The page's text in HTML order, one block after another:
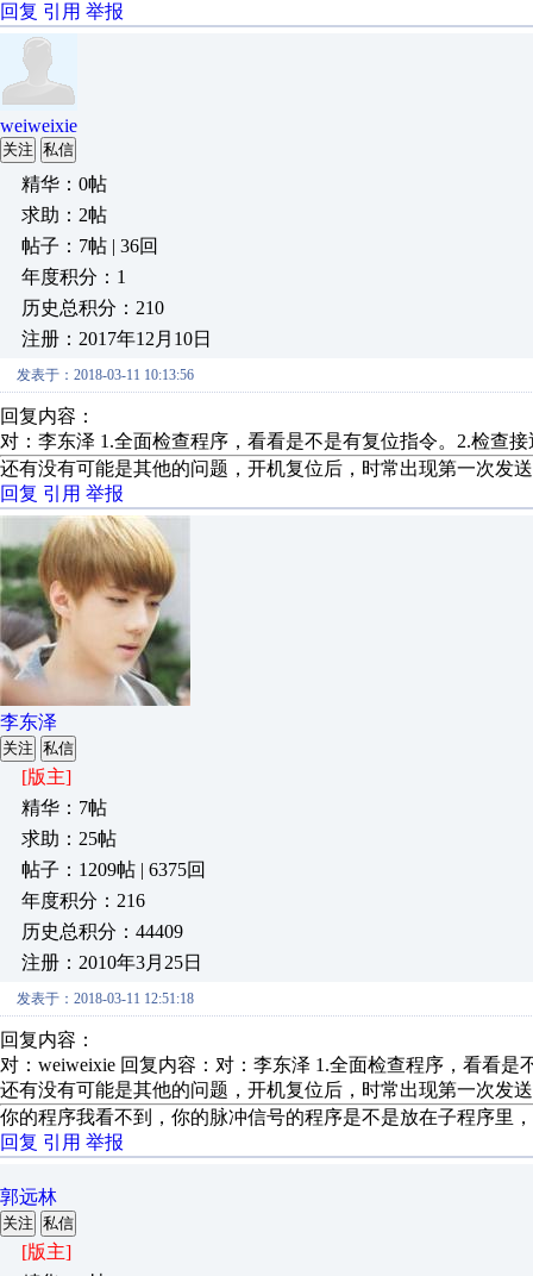
回复 引用 举报
weiweixie
关注 私信
精华：0帖
求助：2帖
帖子：7帖 | 36回
年度积分：1
历史总积分：210
注册：2017年12月10日
发表于：2018-03-11 10:13:56
回复内容：
对：李东泽 1.全面检查程序，看看是不是有复位指令。2.检
还有没有可能是其他的问题，开机复位后，时常出现第一次发
回复 引用 举报
李东泽
关注 私信
[版主]
精华：7帖
求助：25帖
帖子：1209帖 | 6375回
年度积分：216
历史总积分：44409
注册：2010年3月25日
发表于：2018-03-11 12:51:18
回复内容：
对：weiweixie 回复内容：对：李东泽 1.全面检查程序，看看
还有没有可能是其他的问题，开机复位后，时常出现第一次
你的程序我看不到，你的脉冲信号的程序是不是放在子程序里
回复 引用 举报
郭远林
关注 私信
[版主]